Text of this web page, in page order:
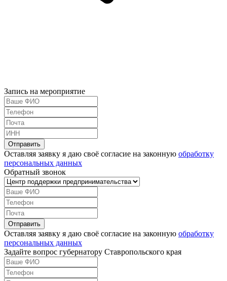
Запись на мероприятие
Оставляя заявку я даю своё согласие на законную обработку
персональных данных
Обратный звонок
Оставляя заявку я даю своё согласие на законную обработку
персональных данных
Задайте вопрос губернатору Ставропольского края